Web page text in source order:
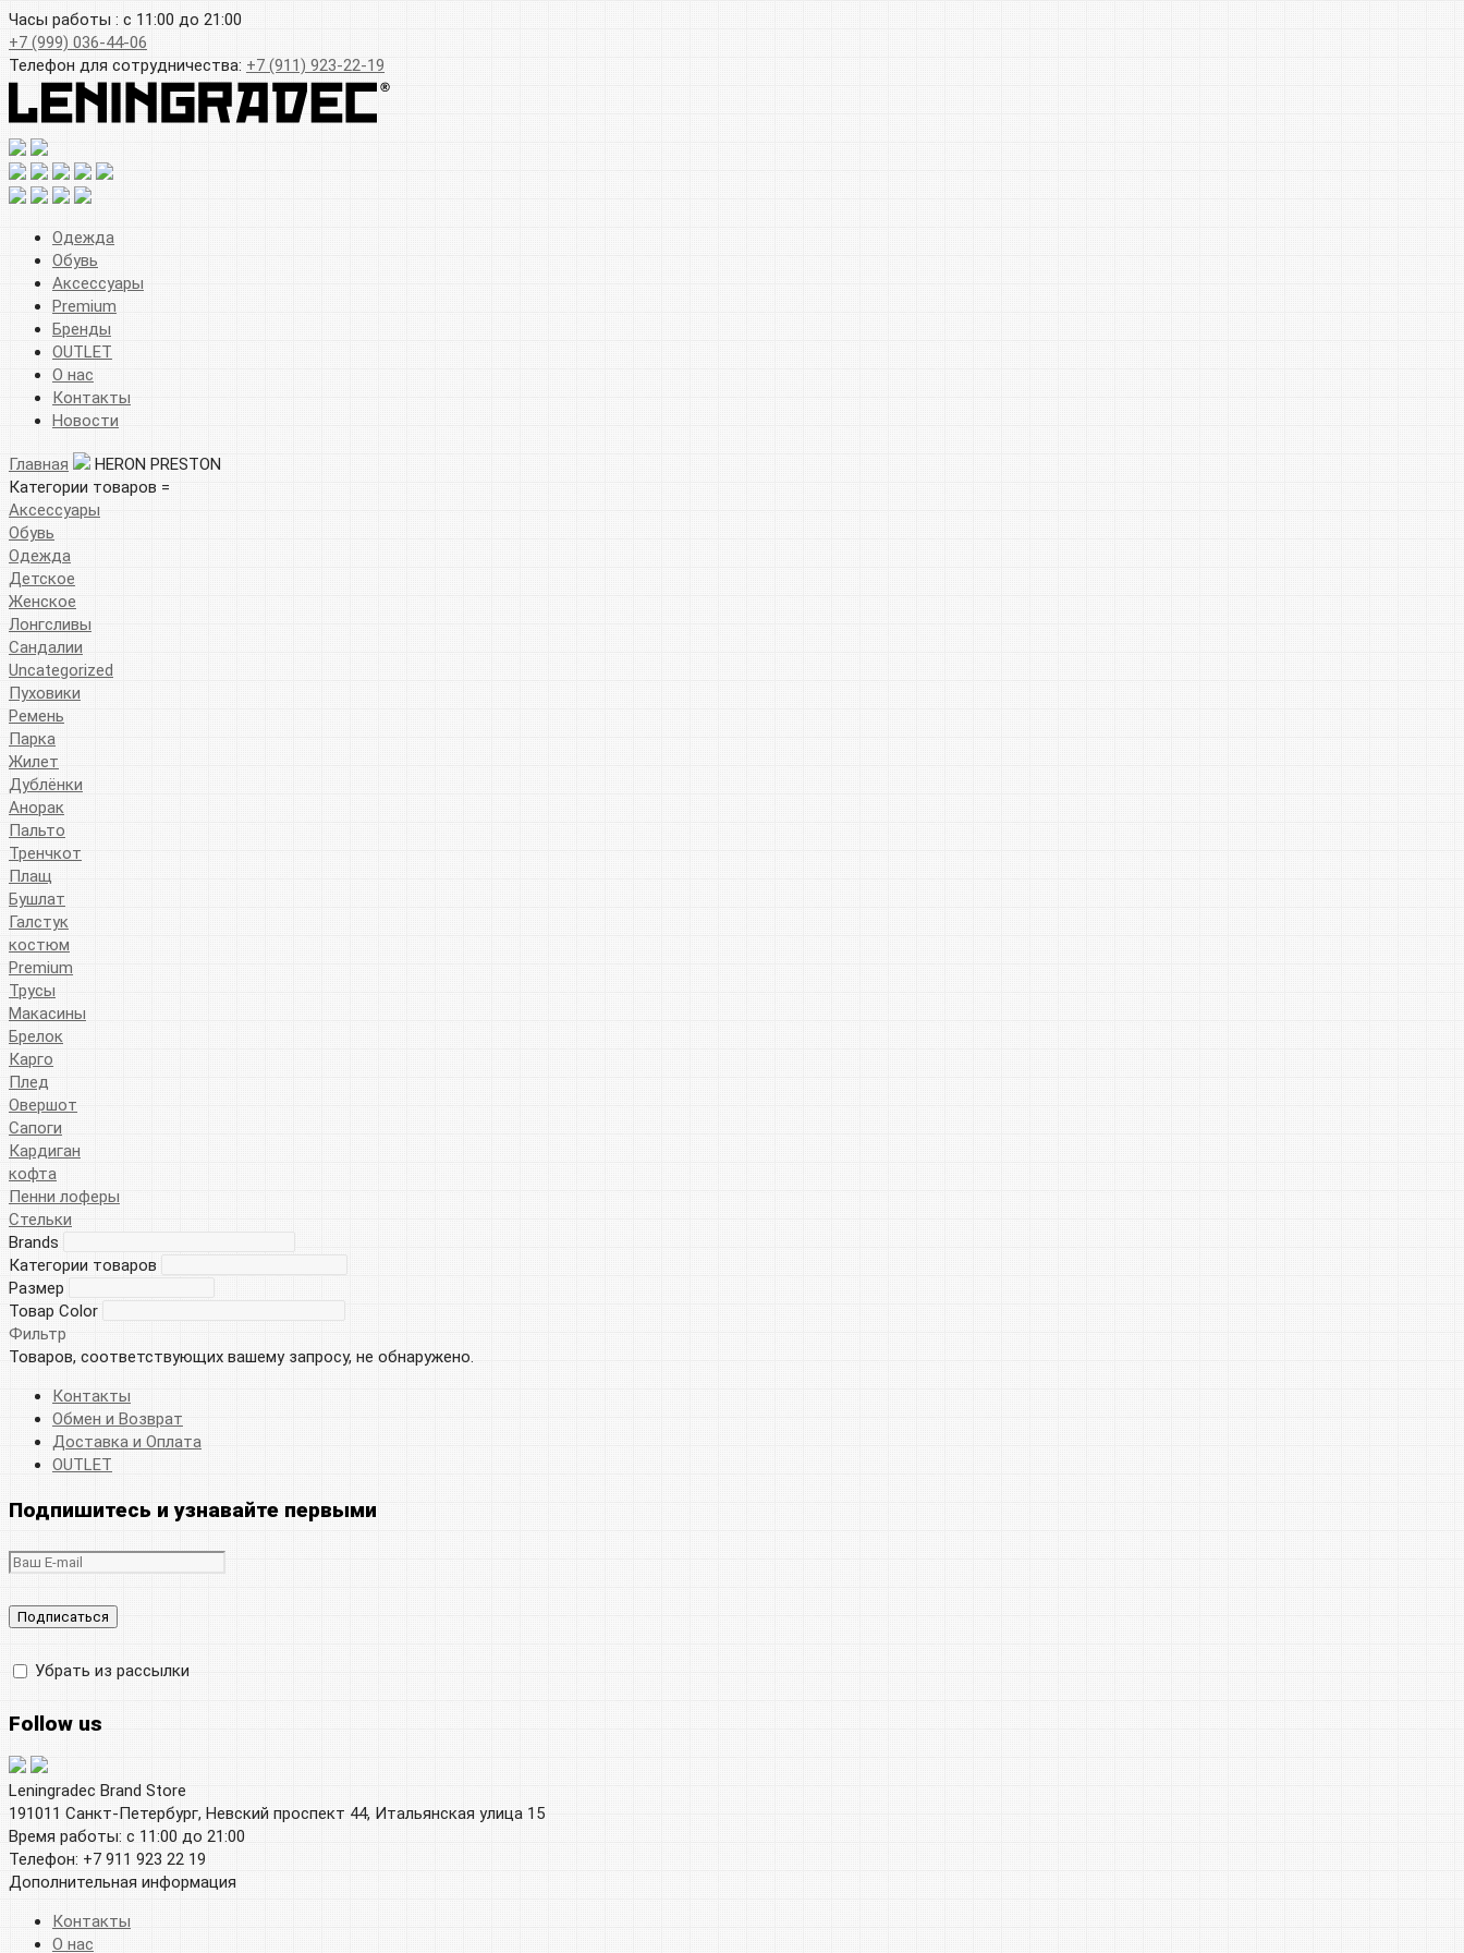
Часы работы : с 11:00 до 21:00
+7 (999) 036-44-06
Телефон для сотрудничества: +7 (911) 923-22-19
Одежда
Обувь
Аксессуары
Premium
Бренды
OUTLET
О нас
Контакты
Новости
Главная
HERON PRESTON
Категории товаров =
Аксессуары
Обувь
Одежда
Детское
Женское
Лонгсливы
Сандалии
Uncategorized
Пуховики
Ремень
Парка
Жилет
Дублёнки
Анорак
Пальто
Тренчкот
Плащ
Бушлат
Галстук
костюм
Premium
Трусы
Макасины
Брелок
Карго
Плед
Овершот
Сапоги
Кардиган
кофта
Пенни лоферы
Стельки
Brands
Категории товаров
Размер
Товар Color
Фильтр
Товаров, соответствующих вашему запросу, не обнаружено.
Контакты
Обмен и Возврат
Доставка и Оплата
OUTLET
Подпишитесь и узнавайте первыми
Убрать из рассылки
Follow us
Leningradec Brand Store
191011 Санкт-Петербург, Невский проспект 44, Итальянская улица 15
Время работы: с 11:00 до 21:00
Телефон: +7 911 923 22 19
Дополнительная информация
Контакты
О нас